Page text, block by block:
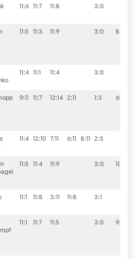
11:6 11:7 11:8 3:0
11:5 11:3 11:9 3:0 8:2
11:4 11:1 11:4 3:0
9:11 11:7 12:14 2:11 1:3 6:4
11:4 12:10 7:11 6:11 8:11 2:3
11:5 11:4 11:9 3:0 10:0
11:1 11:8 3:11 11:8 3:1
11:1 11:7 11:5 3:0 9:1